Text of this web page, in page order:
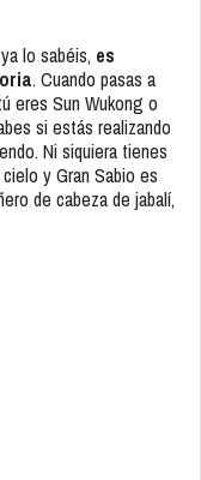
ya lo sabéis, es
. Cuando pasas a
eres Sun Wukong o
si estás realizando
Ni siquiera tienes
y Gran Sabio es
de cabeza de jabalí,